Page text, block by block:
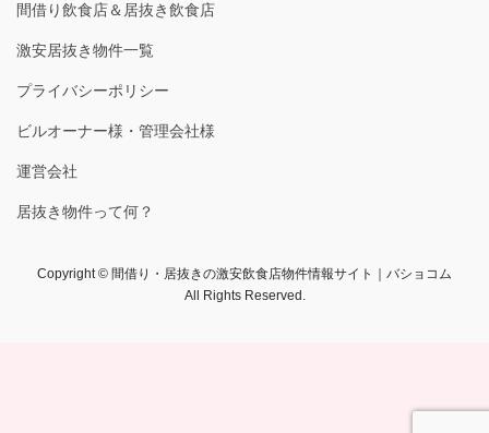
間借り飲食店＆居抜き飲食店
激安居抜き物件一覧
プライバシーポリシー
ビルオーナー様・管理会社様
運営会社
居抜き物件って何？
Copyright © 間借り・居抜きの激安飲食店物件情報サイト｜バショコム
All Rights Reserved.